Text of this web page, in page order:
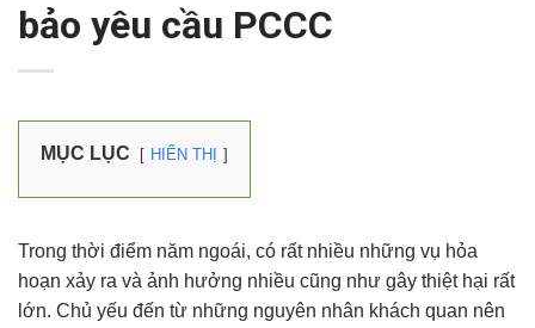
bảo yêu cầu PCCC
MỤC LỤC HIỂN THỊ
Trong thời điểm năm ngoái, có rất nhiều những vụ hỏa
hoạn xảy ra và ảnh hưởng nhiều cũng như gây thiệt hại rất
lớn. Chủ yếu đến từ những nguyên nhân khách quan nên